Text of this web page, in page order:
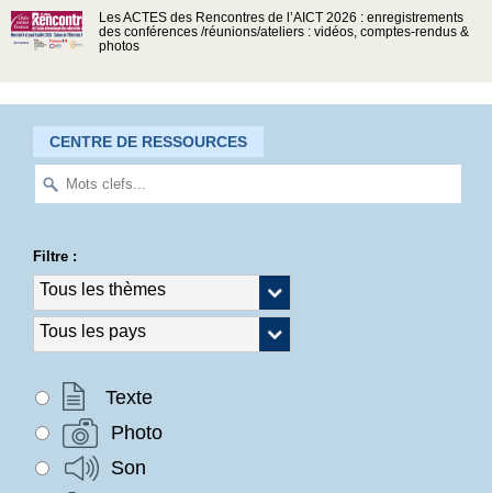
Les ACTES des Rencontres de l’AICT 2026 : enregistrements
des conférences /réunions/ateliers : vidéos, comptes-rendus &
photos
CENTRE DE RESSOURCES
Filtre :
Texte
Photo
Son